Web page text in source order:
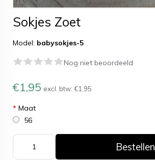
Sokjes Zoet
Model: babysokjes-5
Nog niet beoordeeld
€1,95 excl. btw: €1,95
* Maat
56
Bestellen